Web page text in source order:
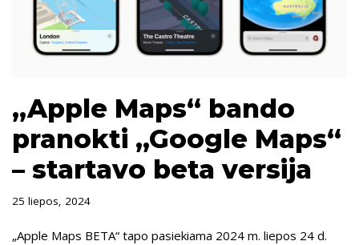
„Apple Maps“ bando
pranokti „Google Maps“
– startavo beta versija
25 liepos, 2024
„Apple Maps BETA“ tapo pasiekiama 2024 m. liepos 24 d.